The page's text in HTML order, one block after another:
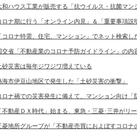
和ハウス工業が販売する「抗ウイルス・抗菌マン
ロナ期に行う「オンライン内見」＆「重要事項説
コロナ特需、住宅、マンション」でネット検索し
交省「不動産業のコロナ予防ガイドライン」の内
砂災害は毎年ジワジワ増えている
海市伊豆山地区で発生した「土砂災害の衝撃」
ロナ禍での災害発生に備えて、マンション向け「
不動産ＤＸ時代」始まる、東急・三菱･三井がリ
菱地所グループが「不動産売買におよぼすコロナ